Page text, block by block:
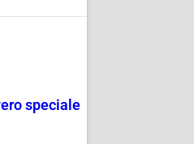
speciale